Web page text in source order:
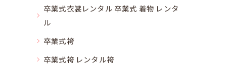
卒業式衣裳レンタル 卒業式 着物 レンタ
ル
卒業式袴
卒業式袴 レンタル袴